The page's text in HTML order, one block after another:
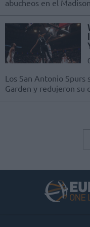
abucheos en el
Los San Antonio Spurs
Garden y redujeron su